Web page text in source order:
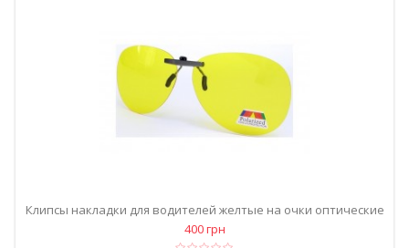
Клипсы накладки для водителей желтые на очки оптические
400 грн